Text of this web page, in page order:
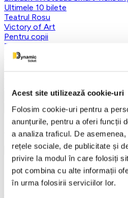
Acest site utilizează cookie-uri
Folosim cookie-uri pentru a
anunțurile, pentru a oferi funcții
a analiza traficul. De
rețele sociale, de publicitate și
privire la modul în care folosiți
pot combina cu alte informații
în urma folosirii serviciilor lor.
Ultimele 10 bilete
Teatrul Rosu
Victory of Art
Pentru copii
Teatru
Teatrul Maidan
Trupa de teatru YuPPie ArT
Vezi mai multe
Vezi mai puțin
Aplică filtre
Categorii